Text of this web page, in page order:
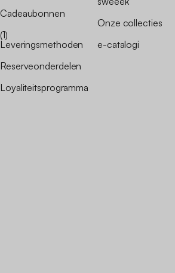
Cadeaubonnen
(1)
Leveringsmethoden
Reserveonderdelen
Loyaliteitsprogramma
Onze collecties
e-catalogi